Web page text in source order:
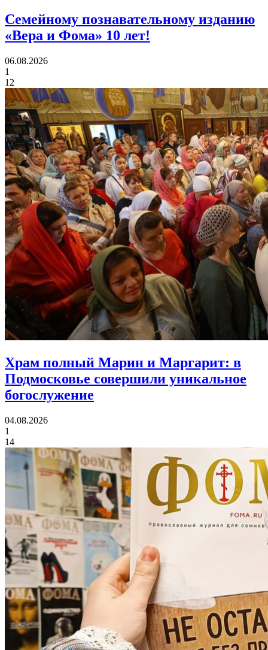
Семейному познавательному изданию
«Вера и Фома» 10 лет!
06.08.2026
1
12
Храм полный Марин и Маргарит: в
Подмосковье совершили уникальное
богослужение
04.08.2026
1
14